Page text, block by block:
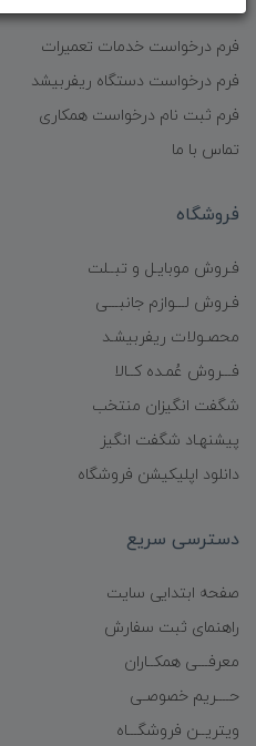
فرم درخواست خدمات تعمیرات
فرم درخواست دستگاه ریفربیشد
فرم ثبت نام درخواست همکاری
تماس با ما
فروشگاه
فـروش موبایـل و تبــلت
فـروش لـــوازم جانبـــی
محصـولات ریفربیشـد
فـــروش عُمـده کــالا
شگفت انگیزان منتخب
پیشنهـاد شگفت انگیز
دانلود اپلیکیشن فروشگاه
دسترسی سریع
صفحه ابتدایی سایت
راهنمای ثبت سفارش
معرفـــی همکــاران
حــــریم خصوصـی
ویتریــن فروشگـــاه